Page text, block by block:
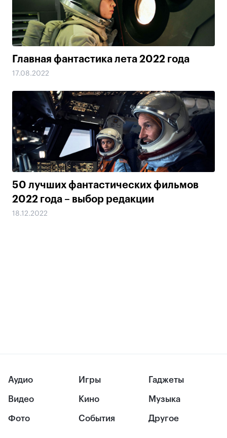
Главная фантастика лета 2022 года
17.08.2022
50 лучших фантастических фильмов
2022 года – выбор редакции
18.12.2022
Аудио
Видео
Фото
Игры
Кино
События
Гаджеты
Музыка
Другое